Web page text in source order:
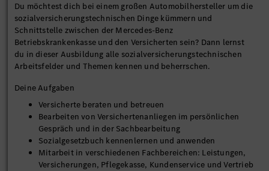
Du möchtest dich bei einem großen Automobilhersteller um die
sozialversicherungstechnischen Dinge kümmern und
Schnittstelle zwischen der Mercedes-Benz
Betriebskrankenkasse und den Versicherten sein? Dann lernst
du in dieser Ausbildung alle sozialversicherungstechnischen
Arbeitsfelder und Themen kennen und beherrschen.
Deine Aufgaben
Versicherte beraten und betreuen
Bearbeiten von Versichertenanliegen im persönlichen
Gespräch und in der Sachbearbeitung
Sozialgesetzbuch kennenlernen und anwenden
Mitarbeit in verschiedenen Fachbereichen: Leistungen,
Versicherungen, Pflegekasse, Kundenservice und Vertrieb